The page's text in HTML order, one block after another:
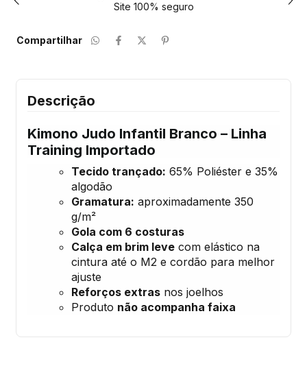
Site 100% seguro
Compartilhar
Descrição
Kimono Judo Infantil Branco – Linha
Training Importado
Tecido trançado: 65% Poliéster e 35%
algodão
Gramatura: aproximadamente 350
g/m²
Gola com 6 costuras
Calça em brim leve com elástico na
cintura até o M2 e cordão para melhor
ajuste
Reforços extras nos joelhos
Produto não acompanha faixa